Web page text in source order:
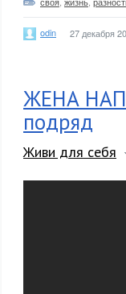
odin 27 декабря
ЖЕНА
подряд
Живи для себя